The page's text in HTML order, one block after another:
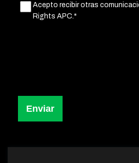
Untitled(Obligatorio)
Acepto recibir otras
Rights APC.*